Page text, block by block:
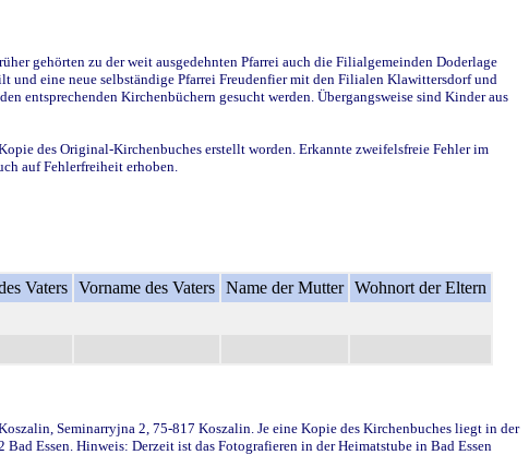
gehörten zu der weit ausgedehnten Pfarrei auch die Filialgemeinden Doderlage
und eine neue selbständige Pfarrei Freudenfier mit den Filialen Klawittersdorf und
entsprechenden Kirchenbüchern gesucht werden. Übergangsweise sind Kinder aus
des Original-Kirchenbuches erstellt worden. Erkannte zweifelsfreie Fehler im
auf Fehlerfreiheit erhoben.
Vaters Vorname des Vaters Name der Mutter Wohnort der Eltern
Seminarryjna 2, 75-817 Koszalin. Je eine Kopie des Kirchenbuches liegt in der
Essen. Hinweis: Derzeit ist das Fotografieren in der Heimatstube in Bad Essen